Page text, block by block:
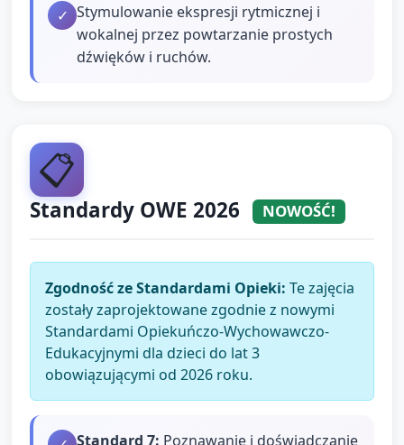
✓ Stymulowanie ekspresji rytmicznej i
wokalnej przez powtarzanie prostych
dźwięków i ruchów.
📋
Standardy OWE 2026 NOWOŚĆ!
Zgodność ze Standardami Opieki: Te zajęcia
zostały zaprojektowane zgodnie z nowymi
Standardami Opiekuńczo-Wychowawczo-
Edukacyjnymi dla dzieci do lat 3
obowiązującymi od 2026 roku.
Standard 7: Poznawanie i doświadczanie